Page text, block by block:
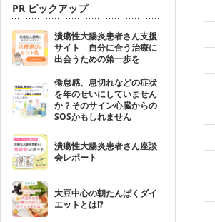
PR ピックアップ
潰瘍性大腸炎患者さん支援
サイト 自分に合う治療に
出会うための第一歩を
倦怠感、息切れなどの症状
を年のせいにしていません
か？そのサイン心臓からの
SOSかもしれません
潰瘍性大腸炎患者さん座談
会レポート
大豆中心の朝たんぱくダイ
エットとは!?